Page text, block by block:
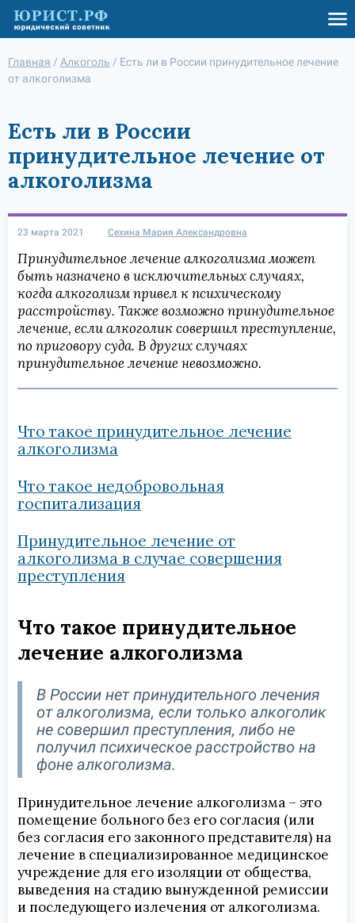
Главная / Алкоголь / Есть ли в России принудительное лечение
от алкоголизма
Есть ли в России
принудительное лечение от
алкоголизма
23 марта 2021 Сехина Мария Александровна
Принудительное лечение алкоголизма может
быть назначено в исключительных случаях,
когда алкоголизм привел к психическому
расстройству. Также возможно принудительное
лечение, если алкоголик совершил преступление,
по приговору суда. В других случаях
принудительное лечение невозможно.
Что такое принудительное лечение
алкоголизма
Что такое недобровольная
госпитализация
Принудительное лечение от
алкоголизма в случае совершения
преступления
Что такое принудительное
лечение алкоголизма
В России нет принудительного лечения
от алкоголизма, если только алкоголик
не совершил преступления, либо не
получил психическое расстройство на
фоне алкоголизма.
Принудительное лечение алкоголизма – это
помещение больного без его согласия (или
без согласия его законного представителя) на
лечение в специализированное медицинское
учреждение для его изоляции от общества,
выведения на стадию вынужденной ремиссии
и последующего излечения от алкоголизма.